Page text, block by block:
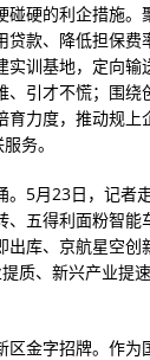
碰硬的利企措施
贷款、降低担保费
实训基地，定向输
、引才不慌；围绕
育力度，推动规
务。
。5月23日，记者
、五得利面粉智能
出库、京航星空
质、新兴产业提
区金字招牌。作为